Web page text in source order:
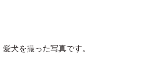
犬を撮った写真です。